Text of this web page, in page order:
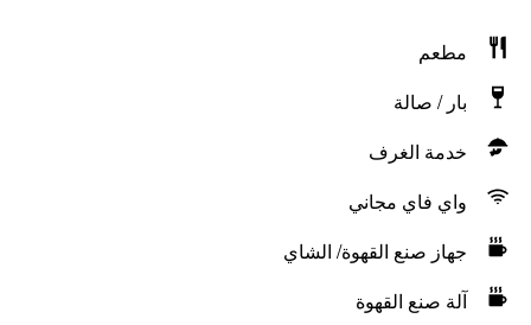
مطعم
بار / صالة
خدمة الغرف
واي فاي مجاني
جهاز صنع القهوة/ الشاي
آلة صنع القهوة